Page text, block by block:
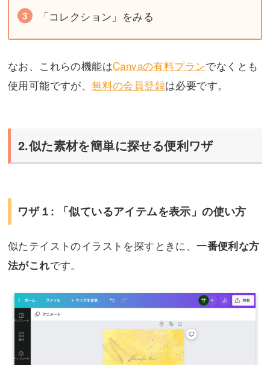
「コレクション」をみる
なお、これらの機能はCanvaの有料プランでなくとも
使用可能ですが、無料の会員登録は必要です。
2.似た素材を簡単に探せる便利ワザ
ワザ１: 「似ているアイテムを表示」の使い方
似たテイストのイラストを探すときに、一番便利な方
法がこれです。